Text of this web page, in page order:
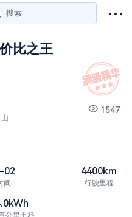
搜索
比之王
1547
02
间
4400km
行驶里程
公里电耗